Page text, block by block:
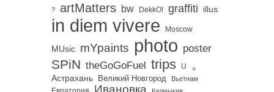
? artMatters bw DekkO! graffiti illus
in diem vivere Moscow
MUsic mYpaints photo poster
SPiN theGoGoFuel trips U 。
Астрахань Великий Новгород Вьетнам
Ивановка Калмыкия